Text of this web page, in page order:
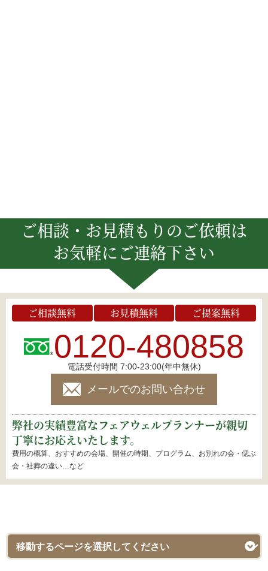
ご相談・お見積もりのご依頼は
お気軽にご連絡下さい
ご相談無料 お見積無料 ご提案無料
0120-480858
電話受付時間 7:00-23:00(年中無休)
メールでのお問い合わせ
弊社の実績豊富なフェアウェルプランナーが親切
丁寧にお応えいたします。
費用の概算、おすすめの会場、開催の時期、プログラム、お別れの会・偲ぶ
会・社葬の違い…など